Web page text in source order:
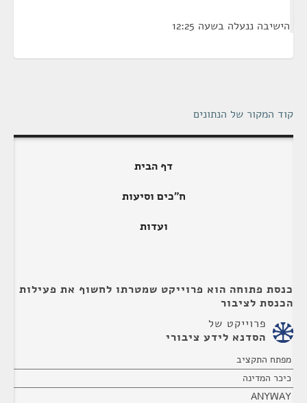
הישיבה ננעלה בשעה 12:25
קוד המקור של הנתונים
דף הבית
ח"כים וסיעות
ועדות
כנסת פתוחה הוא פרוייקט שמטרתו לחשוף את פעילות
הכנסת לציבור
פרוייקט של
הסדנא לידע ציבורי
מפתח התקציב
כיכר המדינה
ANYWAY